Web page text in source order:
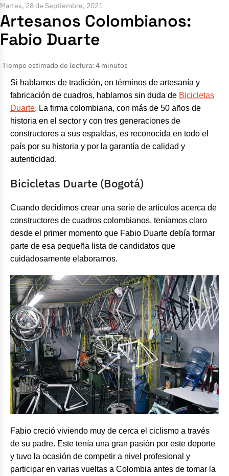
Martes, 28 de Septiembre, 2021
Artesanos Colombianos:
Fabio Duarte
Tiempo estimado de lectura: 4 minutos
Si hablamos de tradición, en términos de artesanía y
fabricación de cuadros, hablamos sin duda de Bicicletas
Duarte. La firma colombiana, con más de 50 años de
historia en el sector y con tres generaciones de
constructores a sus espaldas, es reconocida en todo el
país por su historia y por la garantía de calidad y
autenticidad.
Bicicletas Duarte (Bogotá)
Cuando decidimos crear una serie de artículos acerca de
constructores de cuadros colombianos, teníamos claro
desde el primer momento que Fabio Duarte debía formar
parte de esa pequeña lista de candidatos que
cuidadosamente elaboramos.
Fabio creció viviendo muy de cerca el ciclismo a través
de su padre. Este tenía una gran pasión por este deporte
y tuvo la ocasión de competir a nivel profesional y
participar en varias vueltas a Colombia antes de tomar la